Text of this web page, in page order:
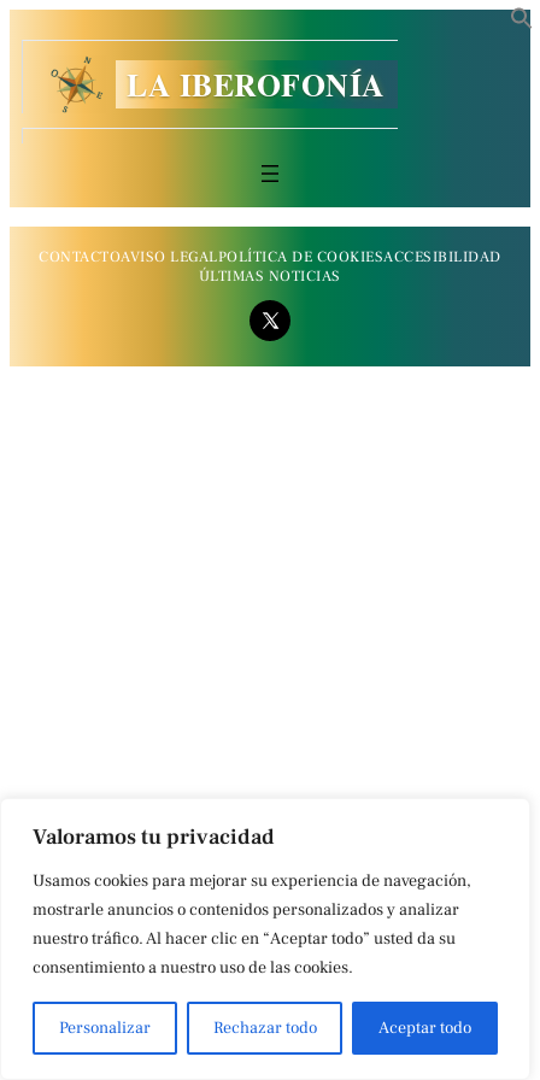
Valoramos tu privacidad
Usamos cookies para mejorar su experiencia de navegación,
mostrarle anuncios o contenidos personalizados y analizar
nuestro tráfico. Al hacer clic en “Aceptar todo” usted da su
consentimiento a nuestro uso de las cookies.
Personalizar Rechazar todo Aceptar todo
LA IBEROFONÍA
CONTACTOAVISO LEGALPOLÍTICA DE COOKIESACCESIBILIDAD
ÚLTIMAS NOTICIAS